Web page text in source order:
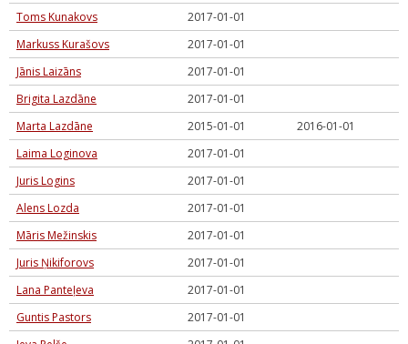
Toms Kunakovs
2017-01-01
Markuss Kurašovs
2017-01-01
Jānis Laizāns
2017-01-01
Brigita Lazdāne
2017-01-01
Marta Lazdāne
2015-01-01
2016-01-01
Laima Loginova
2017-01-01
Juris Logins
2017-01-01
Alens Lozda
2017-01-01
Māris Mežinskis
2017-01-01
Juris Ņikiforovs
2017-01-01
Lana Panteļeva
2017-01-01
Guntis Pastors
2017-01-01